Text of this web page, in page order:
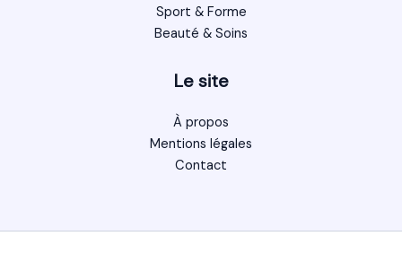
Sport & Forme
Beauté & Soins
Le site
À propos
Mentions légales
Contact